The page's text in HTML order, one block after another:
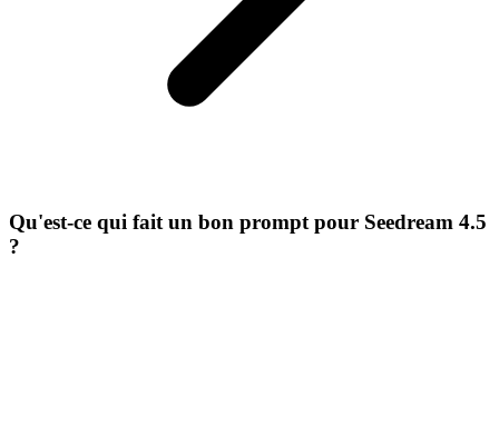
Qu'est-ce qui fait un bon prompt pour Seedream 4.5
?